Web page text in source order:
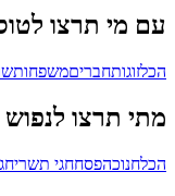
עם מי תרצו
הכלזוגותחבריםמשפחות
מתי תרצו לנפוש
הכלחנוכהפסחחגי תשרי